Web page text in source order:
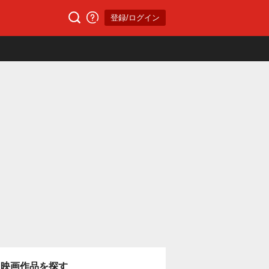
登録/ログイン
映画作品を探す